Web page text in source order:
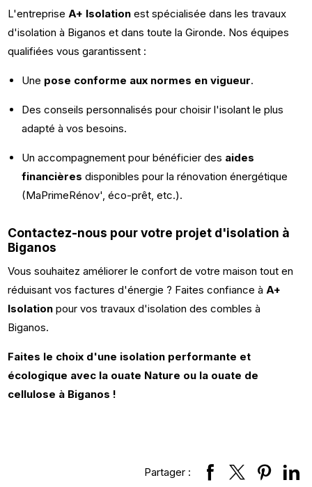
L'entrepriseA+ Isolation est spécialisée dans les travaux
d'isolation à Biganos et dans toute la Gironde. Nos équipes
qualifiées vous garantissent :
Une pose conforme aux normes en vigueur.
Des conseils personnalisés pour choisir l'isolant le plus
adapté à vos besoins.
Un accompagnement pour bénéficier des aides
financières disponibles pour la rénovation énergétique
(MaPrimeRénov', éco-prêt, etc.).
Contactez-nous pour votre projet d'isolation à
Biganos
Vous souhaitez améliorer le confort de votre maison tout en
réduisant vos factures d'énergie ? Faites confiance àA+
Isolation pour vos travaux d'isolation des combles à
Biganos.
Faites le choix d'une isolation performante et
écologique avec la ouate Nature ou la ouate de
cellulose à Biganos !
Partager :